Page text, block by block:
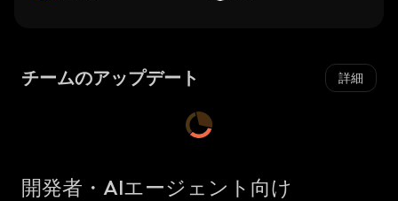
チームのアップデート 詳細
開発者・AIエージェント向け